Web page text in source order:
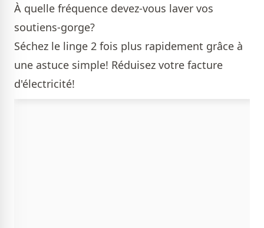
À quelle fréquence devez-vous laver vos
soutiens-gorge?
Séchez le linge 2 fois plus rapidement grâce à
une astuce simple! Réduisez votre facture
d'électricité!